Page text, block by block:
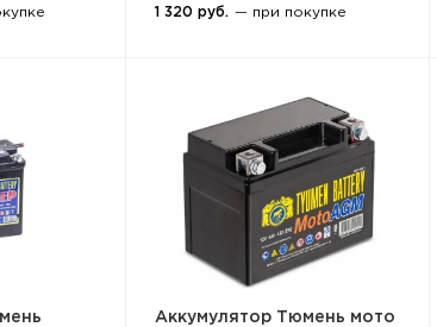
1 320 руб. — при покупке
Аккумулятор Тюмень мото